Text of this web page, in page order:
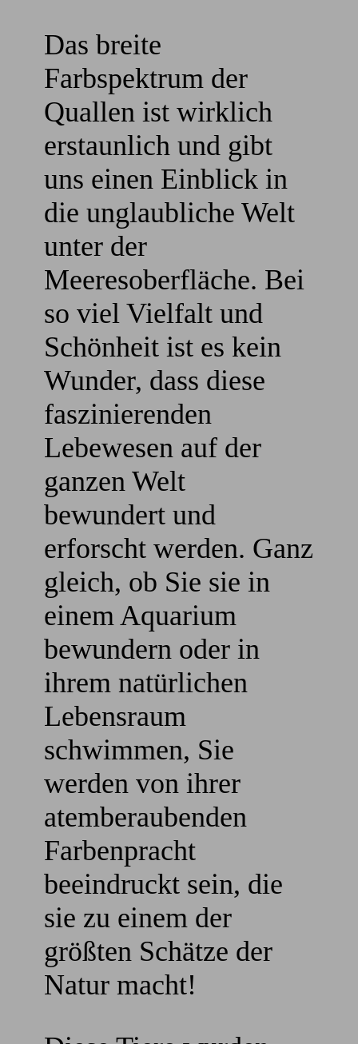
Das breite
Farbspektrum der
Quallen ist wirklich
erstaunlich und gibt
uns einen Einblick in
die unglaubliche Welt
unter der
Meeresoberfläche. Bei
so viel Vielfalt und
Schönheit ist es kein
Wunder, dass diese
faszinierenden
Lebewesen auf der
ganzen Welt
bewundert und
erforscht werden. Ganz
gleich, ob Sie sie in
einem Aquarium
bewundern oder in
ihrem natürlichen
Lebensraum
schwimmen, Sie
werden von ihrer
atemberaubenden
Farbenpracht
beeindruckt sein, die
sie zu einem der
größten Schätze der
Natur macht!